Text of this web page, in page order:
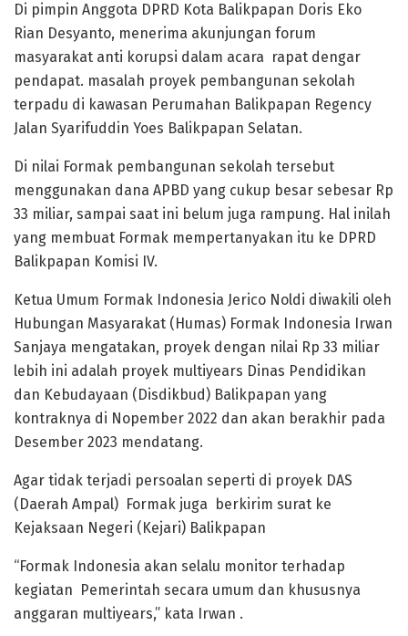
Di pimpin Anggota DPRD Kota Balikpapan Doris Eko
Rian Desyanto, menerima akunjungan forum
masyarakat anti korupsi dalam acara rapat dengar
pendapat. masalah proyek pembangunan sekolah
terpadu di kawasan Perumahan Balikpapan Regency
Jalan Syarifuddin Yoes Balikpapan Selatan.
Di nilai Formak pembangunan sekolah tersebut
menggunakan dana APBD yang cukup besar sebesar Rp
33 miliar, sampai saat ini belum juga rampung. Hal inilah
yang membuat Formak mempertanyakan itu ke DPRD
Balikpapan Komisi IV.
Ketua Umum Formak Indonesia Jerico Noldi diwakili oleh
Hubungan Masyarakat (Humas) Formak Indonesia Irwan
Sanjaya mengatakan, proyek dengan nilai Rp 33 miliar
lebih ini adalah proyek multiyears Dinas Pendidikan
dan Kebudayaan (Disdikbud) Balikpapan yang
kontraknya di Nopember 2022 dan akan berakhir pada
Desember 2023 mendatang.
Agar tidak terjadi persoalan seperti di proyek DAS
(Daerah Ampal) Formak juga berkirim surat ke
Kejaksaan Negeri (Kejari) Balikpapan
“Formak Indonesia akan selalu monitor terhadap
kegiatan Pemerintah secara umum dan khususnya
anggaran multiyears,” kata Irwan .